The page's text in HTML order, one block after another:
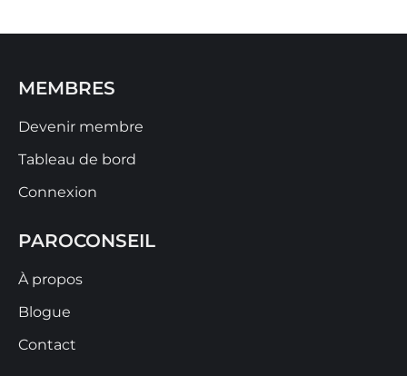
MEMBRES
Devenir membre
Tableau de bord
Connexion
PAROCONSEIL
À propos
Blogue
Contact